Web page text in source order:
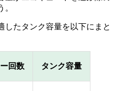
したタンク容量を以下にまと
回数 タンク容量